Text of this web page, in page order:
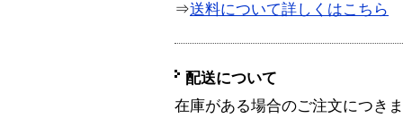
⇒送料について詳しくはこちら
配送について
在庫がある場合のご注文につき